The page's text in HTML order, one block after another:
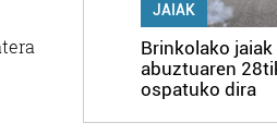
JAIAK
Brinkolako
abuztuaren
ospatuko dira